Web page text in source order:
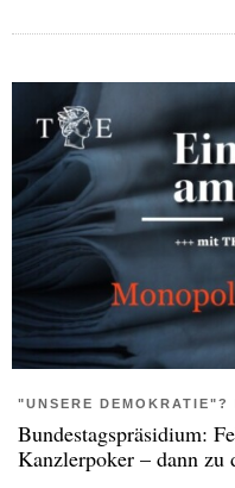
"UNSERE
Bundestagspräsidium:
Kanzlerpoker – dann zu